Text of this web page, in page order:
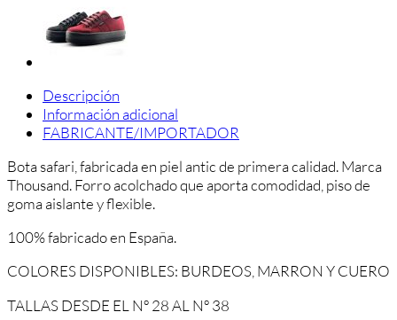
Descripción
Información adicional
FABRICANTE/IMPORTADOR
Bota safari, fabricada en piel antic de primera calidad. Marca
Thousand. Forro acolchado que aporta comodidad, piso de
goma aislante y flexible.
100% fabricado en España.
COLORES DISPONIBLES: BURDEOS, MARRON Y CUERO
TALLAS DESDE EL Nº 28 AL Nº 38